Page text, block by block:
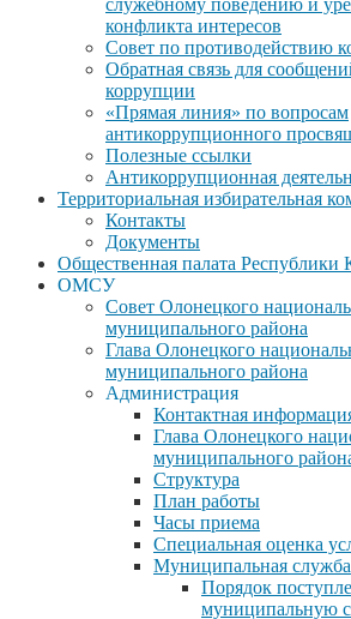
конфликта интересов
Совет по противодействию
Обратная связь для
коррупции
«Прямая линия» по вопросам
антикоррупционного
Полезные ссылки
Антикоррупционная
Территориальная избирательная
Контакты
Документы
Общественная палата Республики
ОМСУ
Совет Олонецкого
муниципального района
Глава Олонецкого
муниципального района
Администрация
Контактная
Глава Олонецкого
муниципального
Структура
План работы
Часы приема
Специальная оценка
Муниципальная служба
Порядок
муниципальную